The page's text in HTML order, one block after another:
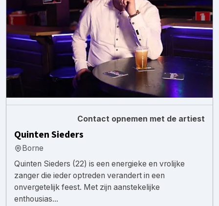
Contact opnemen met de artiest
Quinten Sieders
Borne
Quinten Sieders (22) is een energieke en vrolijke
zanger die ieder optreden verandert in een
onvergetelijk feest. Met zijn aanstekelijke
enthousias...